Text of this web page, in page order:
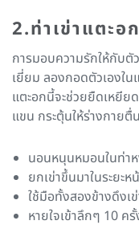
2.ท่าเข่าแตะอก
การมอบความรักให้กับตั
เยี่ยม ลองกอดตัวเองใ
แตะอกนี้จะช่วยยืดเหยีย
แขน กระตุ้นให้ร่างกายตื่
นอนหนุนหมอนในท่า
ยกเข่าขึ้นมาในระยะห
ใช้มือทั้งสองข้างดึงเ
หายใจเข้าลึกๆ 10 ค